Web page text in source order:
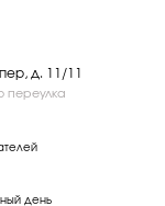
д. 11/11
переулка
день